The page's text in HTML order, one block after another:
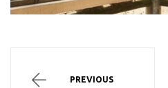
PREVIOUS